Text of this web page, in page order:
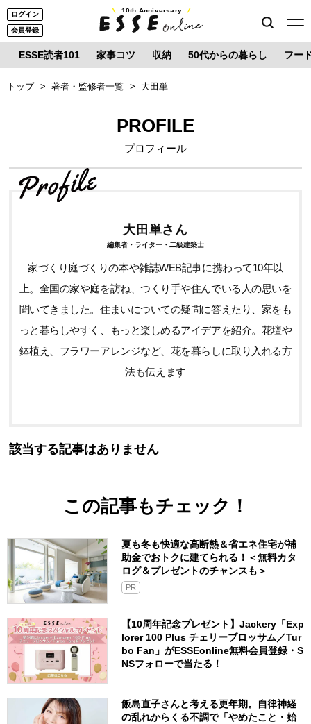
ログイン
会員登録
10th Anniversary
ESSE読者101 家事コツ 収納 50代からの暮らし フー
トップ 著者・監修者一覧 大田単
PROFILE
プロフィール
大田単さん
編集者・ライター・二級建築士
家づくり庭づくりの本や雑誌WEB記事に携わって10年以
上。全国の家や庭を訪ね、つくり手や住んでいる人の思いを
聞いてきました。住まいについての疑問に答えたり、家をも
っと暮らしやすく、もっと楽しめるアイデアを紹介。花壇や
鉢植え、フラワーアレンジなど、花を暮らしに取り入れる方
法も伝えます
該当する記事はありません
この記事もチェック！
夏も冬も快適な高断熱＆省エネ住宅が補
助金でおトクに建てられる！＜無料カタ
ログ＆プレゼントのチャンスも＞
PR
【10周年記念プレゼント】Jackery「Exp
lorer 100 Plus チェリーブロッサム／Tur
bo Fan」がESSEonline無料会員登録・S
NSフォローで当たる！
飯島直子さんと考える更年期。自律神経
の乱れからくる不調で「やめたこと・始